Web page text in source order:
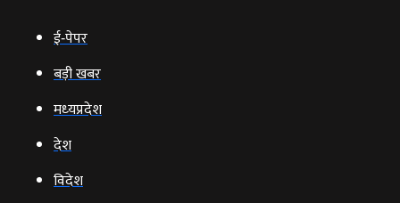
ई‑पेपर
बड़ी खबर
मध्‍यप्रदेश
देश
विदेश